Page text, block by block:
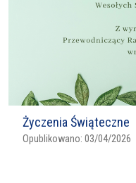
Życzenia Świąteczne
Opublikowano: 03/04/2026